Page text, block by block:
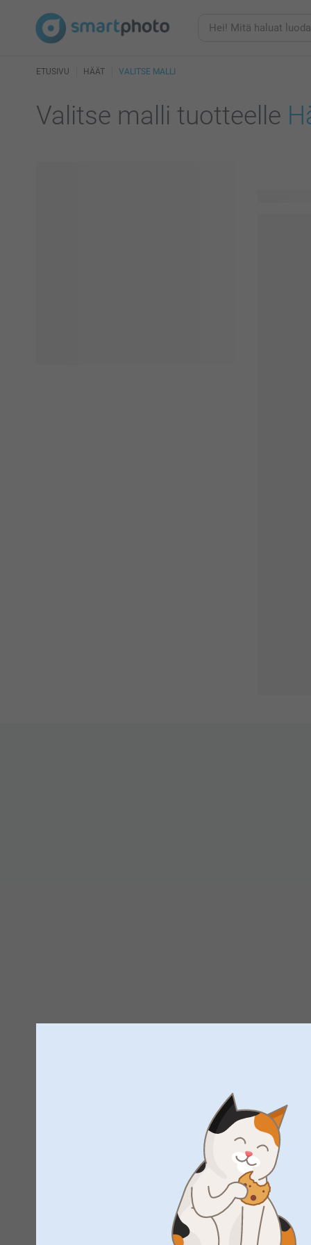
ETUSIVU HÄÄT VALITSE MALLI
Valitse malli tuotteelle